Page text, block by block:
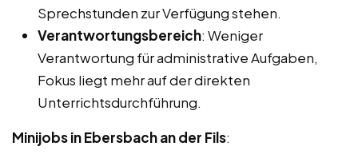
Sprechstunden zur Verfügung stehen.
Verantwortungsbereich: Weniger
Verantwortung für administrative Aufgaben,
Fokus liegt mehr auf der direkten
Unterrichtsdurchführung.
Minijobs in Ebersbach an der Fils: